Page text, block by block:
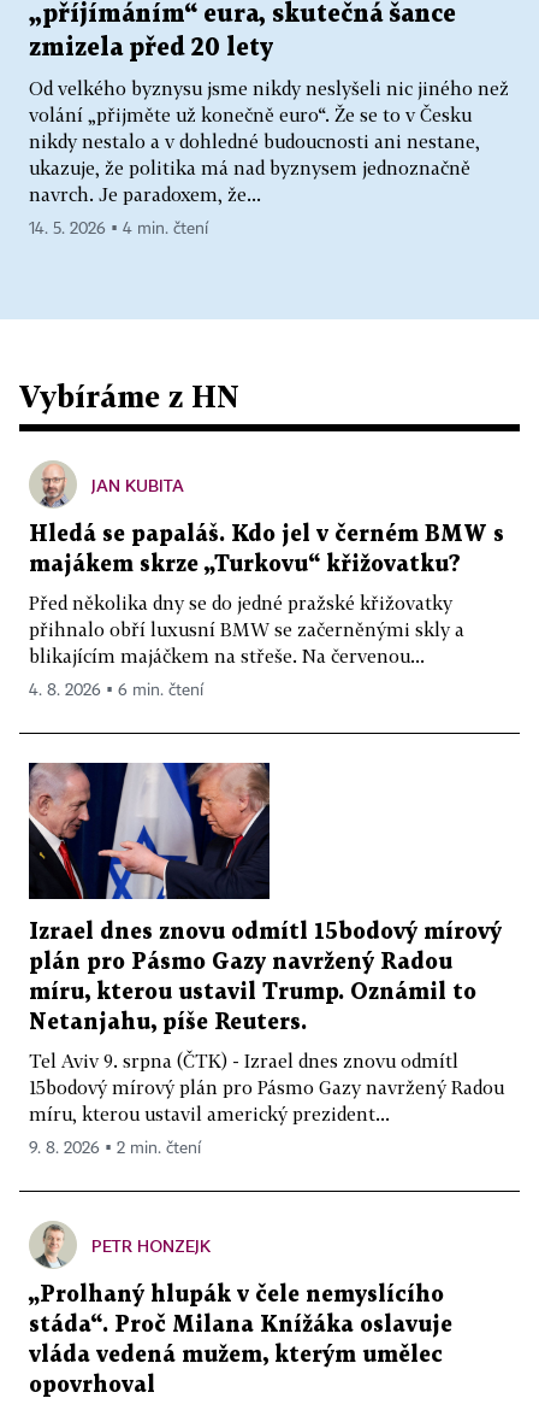
„příjímáním“ eura, skutečná šance
zmizela před 20 lety
Od velkého byznysu jsme nikdy neslyšeli nic jiného než
volání „přijměte už konečně euro“. Že se to v Česku
nikdy nestalo a v dohledné budoucnosti ani nestane,
ukazuje, že politika má nad byznysem jednoznačně
navrch. Je paradoxem, že...
14. 5. 2026 ▪ 4 min. čtení
Vybíráme z HN
JAN KUBITA
Hledá se papaláš. Kdo jel v černém BMW s
majákem skrze „Turkovu“ křižovatku?
Před několika dny se do jedné pražské křižovatky
přihnalo obří luxusní BMW se začerněnými skly a
blikajícím majáčkem na střeše. Na červenou...
4. 8. 2026 ▪ 6 min. čtení
Izrael dnes znovu odmítl 15bodový mírový
plán pro Pásmo Gazy navržený Radou
míru, kterou ustavil Trump. Oznámil to
Netanjahu, píše Reuters.
Tel Aviv 9. srpna (ČTK) - Izrael dnes znovu odmítl
15bodový mírový plán pro Pásmo Gazy navržený Radou
míru, kterou ustavil americký prezident...
9. 8. 2026 ▪ 2 min. čtení
PETR HONZEJK
„Prolhaný hlupák v čele nemyslícího
stáda“. Proč Milana Knížáka oslavuje
vláda vedená mužem, kterým umělec
opovrhoval